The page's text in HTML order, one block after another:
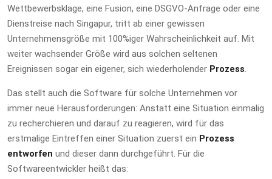
Wettbewerbsklage, eine Fusion, eine DSGVO-Anfrage oder eine
Dienstreise nach Singapur, tritt ab einer gewissen
Unternehmensgröße mit 100%iger Wahrscheinlichkeit auf. Mit
weiter wachsender Größe wird aus solchen seltenen
Ereignissen sogar ein eigener, sich wiederholender Prozess.
Das stellt auch die Software für solche Unternehmen vor
immer neue Herausforderungen: Anstatt eine Situation einmalig
zu recherchieren und darauf zu reagieren, wird für das
erstmalige Eintreffen einer Situation zuerst ein Prozess
entworfen und dieser dann durchgeführt. Für die
Softwareentwickler heißt das: